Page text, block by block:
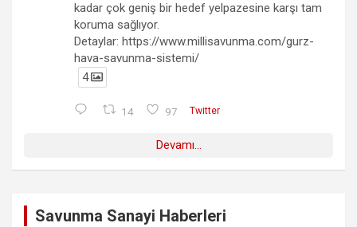
kadar çok geniş bir hedef yelpazesine karşı tam
koruma sağlıyor.
Detaylar: https://www.millisavunma.com/gurz-
hava-savunma-sistemi/
4
14 97 Twitter
Devamı...
Savunma Sanayi Haberleri